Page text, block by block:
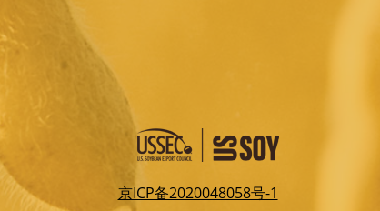
京ICP备2020048058号-1